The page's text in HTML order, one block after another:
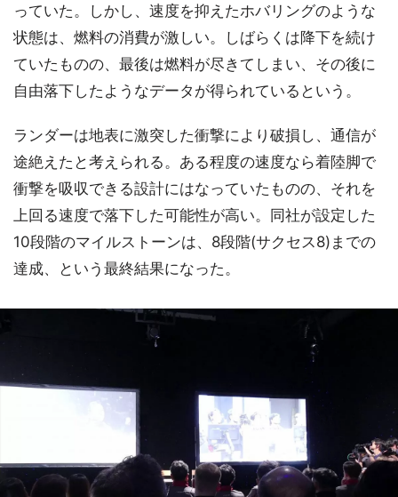
っていた。しかし、速度を抑えたホバリングのような
状態は、燃料の消費が激しい。しばらくは降下を続け
ていたものの、最後は燃料が尽きてしまい、その後に
自由落下したようなデータが得られているという。
ランダーは地表に激突した衝撃により破損し、通信が
途絶えたと考えられる。ある程度の速度なら着陸脚で
衝撃を吸収できる設計にはなっていたものの、それを
上回る速度で落下した可能性が高い。同社が設定した
10段階のマイルストーンは、8段階(サクセス8)までの
達成、という最終結果になった。